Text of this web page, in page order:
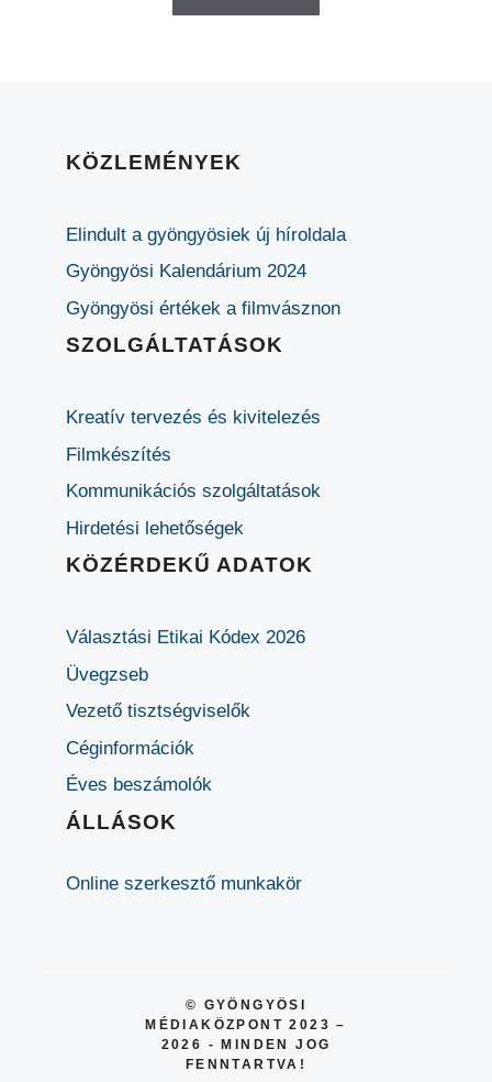
KÖZLEMÉNYEK
Elindult a gyöngyösiek új híroldala
Gyöngyösi Kalendárium 2024
Gyöngyösi értékek a filmvásznon
SZOLGÁLTATÁSOK
Kreatív tervezés és kivitelezés
Filmkészítés
Kommunikációs szolgáltatások
Hirdetési lehetőségek
KÖZÉRDEKŰ ADATOK
Választási Etikai Kódex 2026
Üvegzseb
Vezető tisztségviselők
Céginformációk
Éves beszámolók
ÁLLÁSOK
Online szerkesztő munkakör
© GYÖNGYÖSI
MÉDIAKÖZPONT 2023 –
2026 - MINDEN JOG
FENNTARTVA!